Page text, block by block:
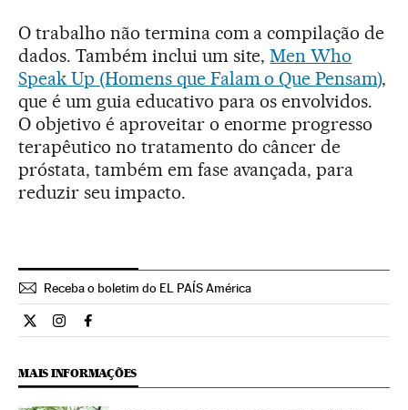
O trabalho não termina com a compilação de
dados. Também inclui um site,Men Who
Speak Up (Homens que Falam o Que Pensam),
que é um guia educativo para os envolvidos.
O objetivo é aproveitar o enorme progresso
terapêutico no tratamento do câncer de
próstata, também em fase avançada, para
reduzir seu impacto.
Receba o boletim do EL PAÍS América
Ciencia El País Brasil en Twitter
Ciencia El País Brasil en Instagram
Ciencia El País Brasil en Facebook
MAIS INFORMAÇÕES